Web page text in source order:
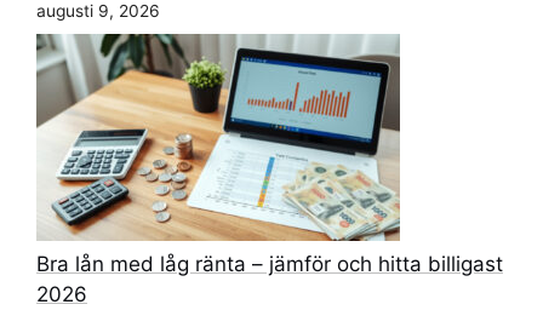
augusti 9, 2026
Bra lån med låg ränta – jämför och hitta billigast
2026